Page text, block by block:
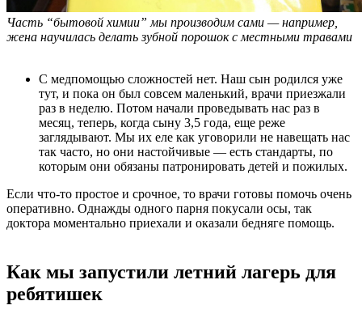
Часть “бытовой химии” мы производим сами — например,
жена научилась делать зубной порошок с местными травами
С медпомощью сложностей нет. Наш сын родился уже
тут, и пока он был совсем маленький, врачи приезжали
раз в неделю. Потом начали проведывать нас раз в
месяц, теперь, когда сыну 3,5 года, еще реже
заглядывают. Мы их еле как уговорили не навещать нас
так часто, но они настойчивые — есть стандарты, по
которым они обязаны патронировать детей и пожилых.
Если что-то простое и срочное, то врачи готовы помочь очень
оперативно. Однажды одного парня покусали осы, так
доктора моментально приехали и оказали бедняге помощь.
Как мы запустили летний лагерь для
ребятишек